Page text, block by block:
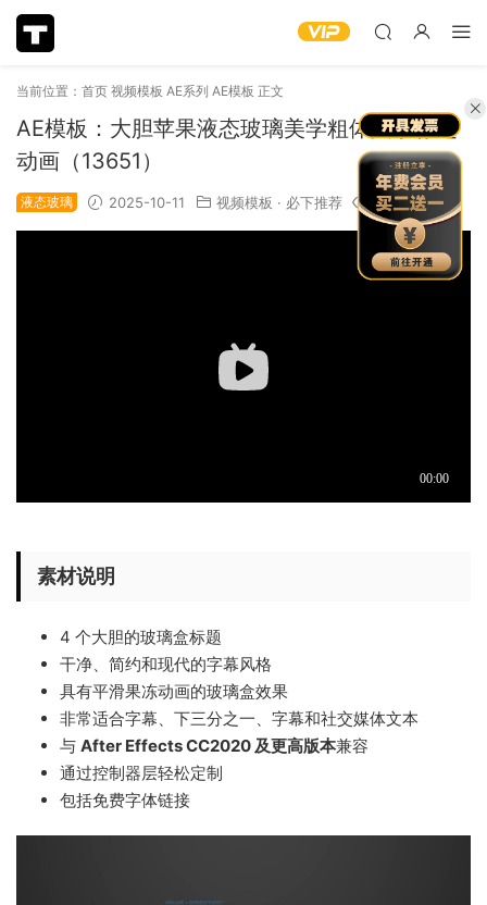
当前位置： 首页 视频模板 AE系列 AE模板 正文
AE模板：大胆苹果液态玻璃美学粗体文字标题
动画（13651）
液态玻璃 2025-10-11 视频模板 · 必下推荐 1.22k
素材说明
4 个大胆的玻璃盒标题
干净、简约和现代的字幕风格
具有平滑果冻动画的玻璃盒效果
非常适合字幕、下三分之一、字幕和社交媒体文本
与 After Effects CC2020 及更高版本兼容
通过控制器层轻松定制
包括免费字体链接